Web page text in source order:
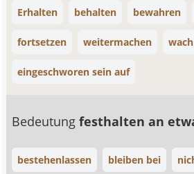
Erhalten behalten bewahren
fortsetzen weitermachen
eingeschworen sein auf
Bedeutungfesthalten an
bestehenlassen bleiben bei